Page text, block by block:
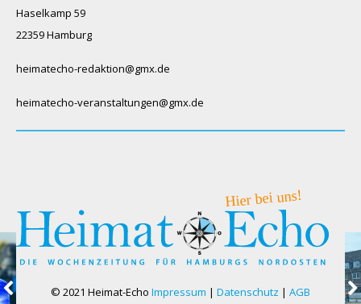
Haselkamp 59
22359 Hamburg
heimatecho-redaktion@gmx.de
heimatecho-veranstaltungen@gmx.de
© 2021 Heimat-Echo Impressum | Datenschutz | AGB